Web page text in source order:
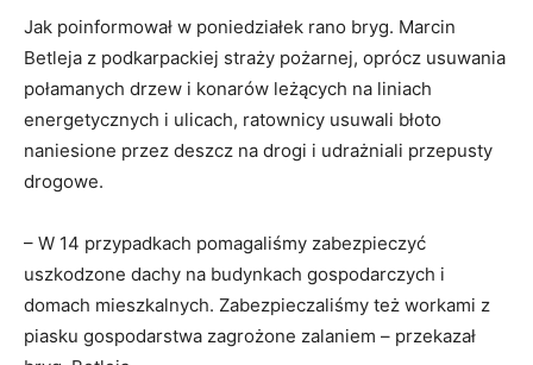
Jak poinformował w poniedziałek rano bryg. Marcin
Betleja z podkarpackiej straży pożarnej, oprócz usuwania
połamanych drzew i konarów leżących na liniach
energetycznych i ulicach, ratownicy usuwali błoto
naniesione przez deszcz na drogi i udrażniali przepusty
drogowe.
– W 14 przypadkach pomagaliśmy zabezpieczyć
uszkodzone dachy na budynkach gospodarczych i
domach mieszkalnych. Zabezpieczaliśmy też workami z
piasku gospodarstwa zagrożone zalaniem – przekazał